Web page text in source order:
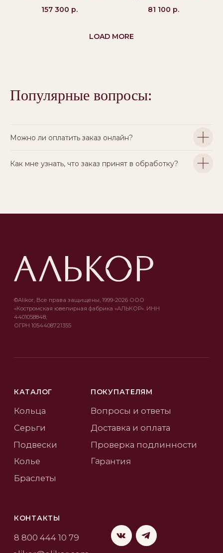
157 300 р. 81 100 р.
LOAD MORE
Популярные вопросы:
Можно ли оплатить заказ онлайн?
Как мне узнать, что заказ принят в обработку?